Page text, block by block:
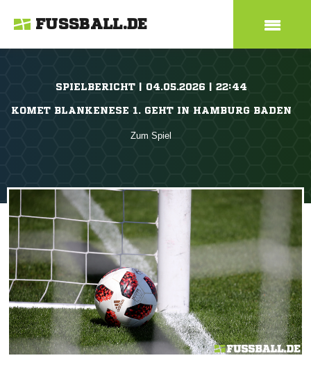
FUSSBALL.DE
SPIELBERICHT | 04.05.2026 | 22:44
KOMET BLANKENESE 1. GEHT IN HAMBURG BADEN
Zum Spiel